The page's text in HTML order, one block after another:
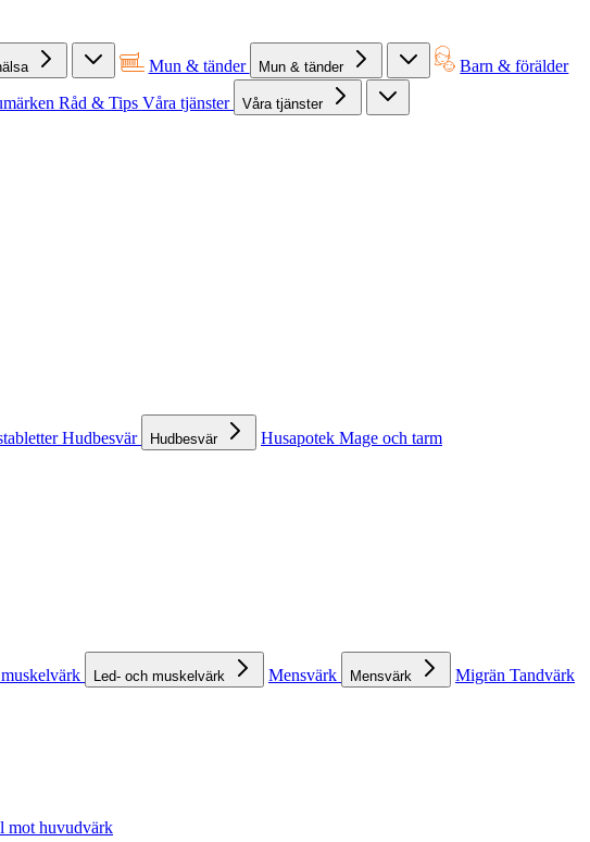
Mun & tänder Mun & tänder Barn & förälder
Råd & Tips Våra tjänster Våra tjänster
Hudbesvär Hudbesvär Husapotek Mage och tarm
Led- och muskelvärk Mensvärk Mensvärk Migrän Tandvärk
mot huvudvärk